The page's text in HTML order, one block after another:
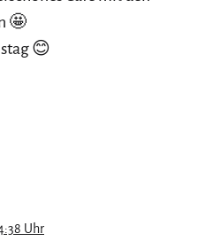
🤩
😊
Uhr